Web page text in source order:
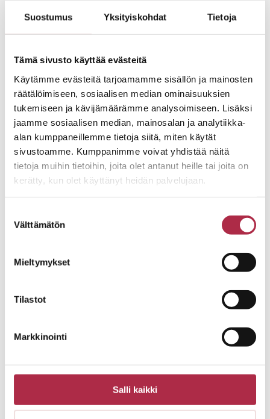
Suostumus Yksityiskohdat Tietoja
Tämä sivusto käyttää evästeitä
Käytämme evästeitä tarjoamamme sisällön ja mainosten
räätälöimiseen, sosiaalisen median ominaisuuksien
tukemiseen ja kävijämäärämme analysoimiseen. Lisäksi
jaamme sosiaalisen median, mainosalan ja analytiikka-
alan kumppaneillemme tietoja siitä, miten käytät
sivustoamme. Kumppanimme voivat yhdistää näitä
tietoja muihin tietoihin, joita olet antanut heille tai joita on
kerätty, kun olet käyttänyt heidän palvelujaan.
valinta
Välttämätön
Mieltymykset
Tilastot
Markkinointi
Salli kaikki
uutiskirje!
SÄHKÖPOSTIOSOITE*
Consent*
HYVÄKSYN TIETOJEN TALLENNUKSEN
TIETOSUOJASELOSTEENMUKAISESTI.*
detta